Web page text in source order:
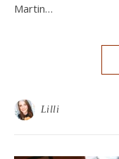
Martin…
Lilli